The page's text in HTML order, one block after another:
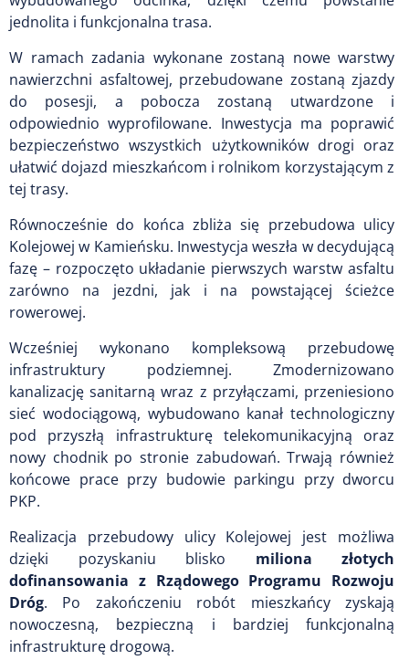
jednolita i funkcjonalna trasa.
W ramach zadania wykonane zostaną nowe warstwy
nawierzchni asfaltowej, przebudowane zostaną zjazdy
do posesji, a pobocza zostaną utwardzone i
odpowiednio wyprofilowane. Inwestycja ma poprawić
bezpieczeństwo wszystkich użytkowników drogi oraz
ułatwić dojazd mieszkańcom i rolnikom korzystającym z
tej trasy.
Równocześnie do końca zbliża się przebudowa ulicy
Kolejowej w Kamieńsku. Inwestycja weszła w decydującą
fazę – rozpoczęto układanie pierwszych warstw asfaltu
zarówno na jezdni, jak i na powstającej ścieżce
rowerowej.
Wcześniej wykonano kompleksową przebudowę
infrastruktury podziemnej. Zmodernizowano
kanalizację sanitarną wraz z przyłączami, przeniesiono
sieć wodociągową, wybudowano kanał technologiczny
pod przyszłą infrastrukturę telekomunikacyjną oraz
nowy chodnik po stronie zabudowań. Trwają również
końcowe prace przy budowie parkingu przy dworcu
PKP.
Realizacja przebudowy ulicy Kolejowej jest możliwa
dzięki pozyskaniu blisko miliona złotych
dofinansowania z Rządowego Programu Rozwoju
Dróg. Po zakończeniu robót mieszkańcy zyskają
nowoczesną, bezpieczną i bardziej funkcjonalną
infrastrukturę drogową.